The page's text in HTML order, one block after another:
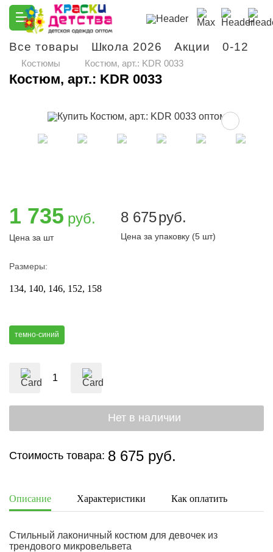
Все товары Школа 2026 Акции 0-12
Костюмы Костюм, арт.: KDR 0033
Костюм, арт.: KDR 0033
1 735 руб.
Цена за шт
8 675руб.
Цена за упаковку (5 шт)
Размеры:
134 140 146 152 158
темно-синий
Стоимость товара: 8 675 руб.
Описание Характеристики Как оплатить
Стильный лаконичный костюм для девочек из
трендового микровельвета